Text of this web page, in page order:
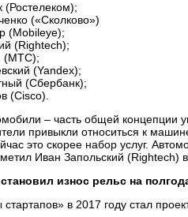
(Ростелеком);
(«Сколково»)
(Mobileye);
(Rightech);
(МТС);
(Yandex);
(Сбербанк);
(Cisco).
– часть общей концепции
привыкли относиться к
это скорее набор услуг.
Иван Запольский (Rightech)
износ рельс на
в 2017 году стал